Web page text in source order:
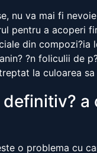
nu va mai fi
pentru a acoperi
din compozi?ia
?n foliculii de
la culoarea sa
definitiv? a
o problema cu